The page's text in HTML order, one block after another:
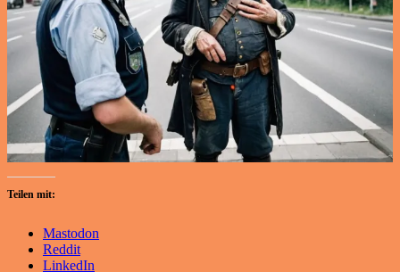
Teilen mit:
Mastodon
Reddit
LinkedIn